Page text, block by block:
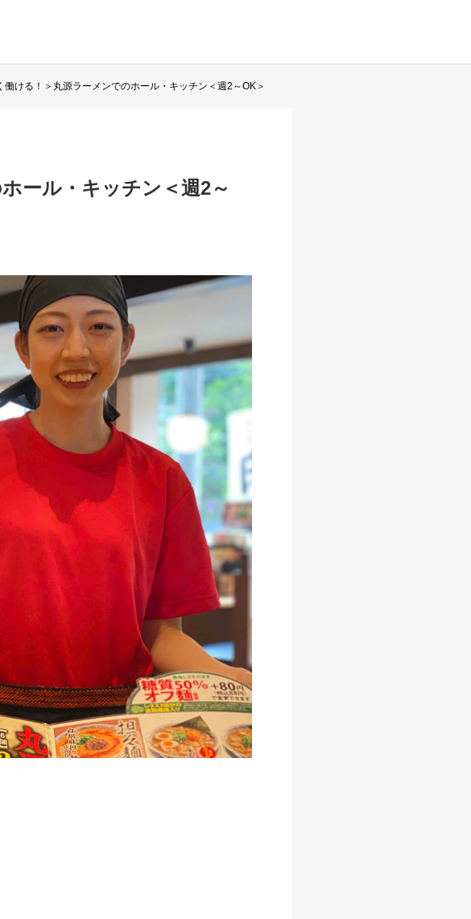
働ける！＞丸源ラーメンでのホール・キッチン＜週2～OK＞
ール・キッチン＜週2～